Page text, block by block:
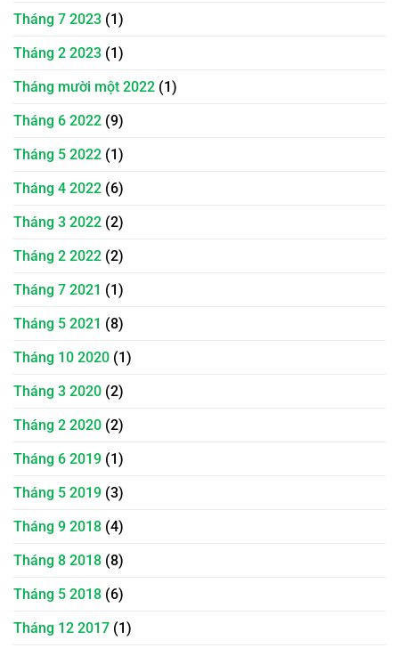
Tháng 7 2023 (1)
Tháng 2 2023 (1)
Tháng mười một 2022 (1)
Tháng 6 2022 (9)
Tháng 5 2022 (1)
Tháng 4 2022 (6)
Tháng 3 2022 (2)
Tháng 2 2022 (2)
Tháng 7 2021 (1)
Tháng 5 2021 (8)
Tháng 10 2020 (1)
Tháng 3 2020 (2)
Tháng 2 2020 (2)
Tháng 6 2019 (1)
Tháng 5 2019 (3)
Tháng 9 2018 (4)
Tháng 8 2018 (8)
Tháng 5 2018 (6)
Tháng 12 2017 (1)